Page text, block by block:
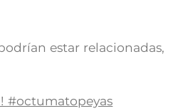
estar relacionadas,
#octumatopeyas